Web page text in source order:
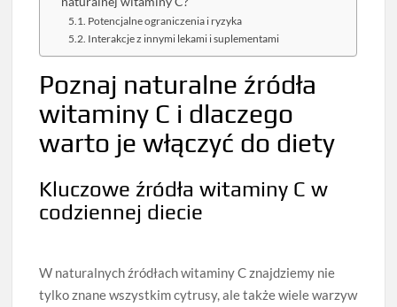
Potencjalne ograniczenia i ryzyka
Interakcje z innymi lekami i suplementami
Poznaj naturalne źródła
witaminy C i dlaczego
warto je włączyć do diety
Kluczowe źródła witaminy C w
codziennej diecie
W naturalnych źródłach witaminy C znajdziemy nie
tylko znane wszystkim cytrusy, ale także wiele warzyw